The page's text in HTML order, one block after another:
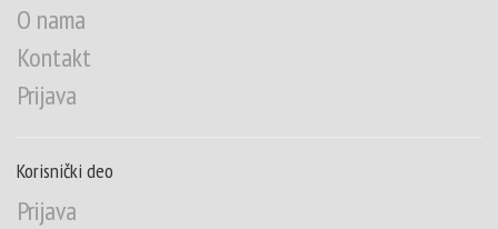
O nama
Kontakt
Prijava
Korisnički deo
Prijava